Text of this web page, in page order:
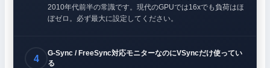
2010年代前半の常識です。現代のGPUでは16xでも負荷はほ
ぼゼロ。必ず最大に設定してください。
G-Sync / FreeSync対応モニターなのにVSyncだけ使ってい
る